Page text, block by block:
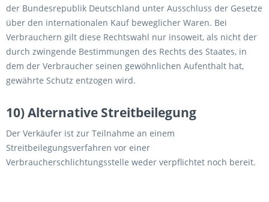
der Bundesrepublik Deutschland unter Ausschluss der Gesetze
über den internationalen Kauf beweglicher Waren. Bei
Verbrauchern gilt diese Rechtswahl nur insoweit, als nicht der
durch zwingende Bestimmungen des Rechts des Staates, in
dem der Verbraucher seinen gewöhnlichen Aufenthalt hat,
gewährte Schutz entzogen wird.
10) Alternative Streitbeilegung
Der Verkäufer ist zur Teilnahme an einem
Streitbeilegungsverfahren vor einer
Verbraucherschlichtungsstelle weder verpflichtet noch bereit.